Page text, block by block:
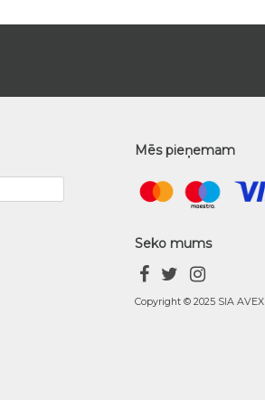
Mēs pieņemam
Seko mums
Copyright © 2025 SIA AVEX